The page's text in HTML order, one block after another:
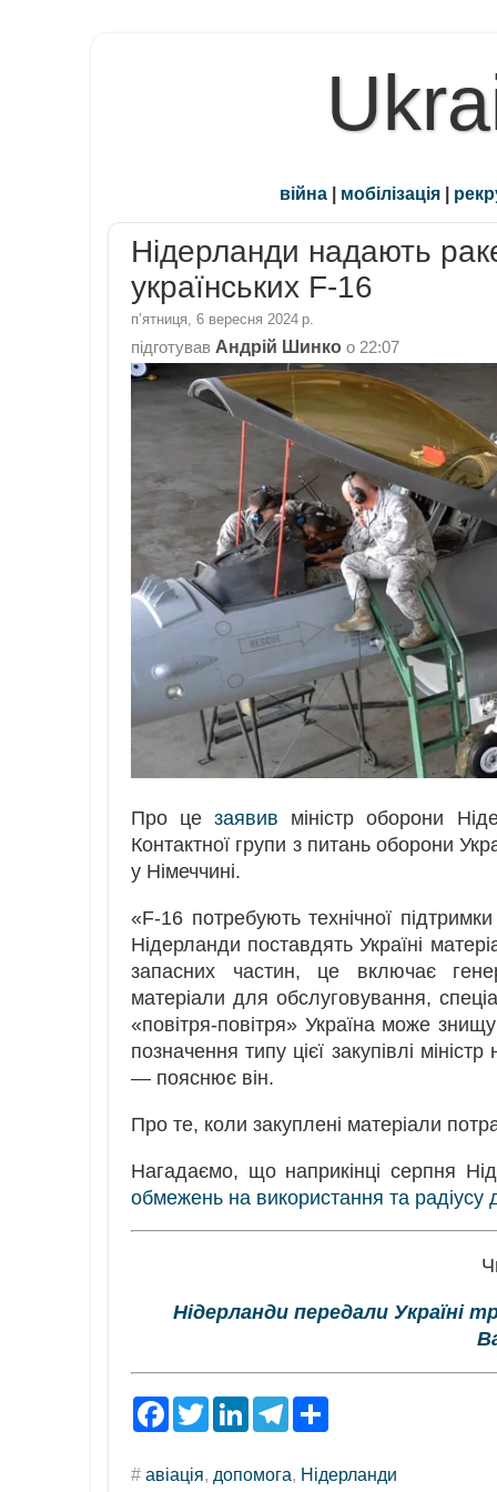
війна | мобілізація |
Нідерланди надають
українських F-16
пʼятниця, 6 вересня 2024 р.
підготував Андрій Шинко о 22:07
Про цезаявив міністр оборони
Контактної групи з питань оборони
у Німеччині.
«F-16 потребують технічної
Нідерланди поставдять Україні
запасних частин, це включає
матеріали для обслуговування,
«повітря-повітря» Україна може
позначення типу цієї закупівлі
— пояснює він.
Про те, коли закуплені матеріали
Нагадаємо, що наприкінці серпня
обмежень на використання та радіусу
Нідерланди передали Україні
F
a
b
T
w
L
e
T
g
e
# авіація, допомога, Нідерланди